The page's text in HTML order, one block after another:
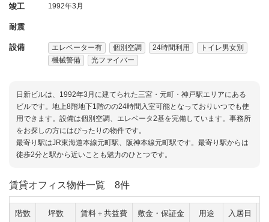
竣工 1992年3月
耐震
設備 エレベーター有 個別空調 24時間利用
トイレ男女別
機械警備
光ファイバー
日新ビルは、1992年3月に建てられた三宮・元町・神戸駅エリアにある
ビルです。地上8階地下1階のの24時間入室可能となっておりいつでも使
用できます。設備は個別空調、エレベータ2基を完備しています。事務所
をお探しの方にはぴったりの物件です。
最寄り駅はJR東海道本線元町駅、阪神本線元町駅です。最寄り駅からは
徒歩2分と駅から近いことも魅力のひとつです。
賃貸オフィス物件一覧 8件
階数 坪数 賃料＋共益費 敷金・保証金 用途 入居日